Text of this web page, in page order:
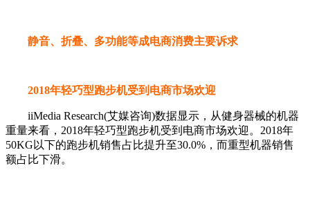
静音、折叠、多功能等成电商消费主要诉求
2018年轻巧型跑步机受到电商市场欢迎
iiMedia Research(艾媒咨询)数据显示，从健身器械的机器
重量来看，2018年轻巧型跑步机受到电商市场欢迎。2018年
50KG以下的跑步机销售占比提升至30.0%，而重型机器销售
额占比下滑。